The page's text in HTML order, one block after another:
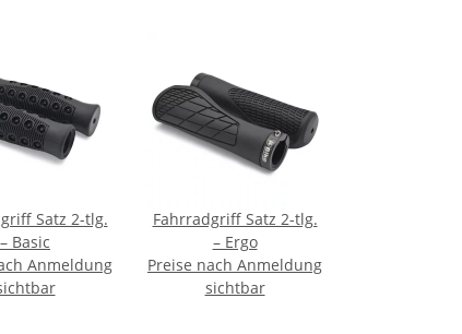
Satz 2-tlg.
– Basic
Anmeldung
Fahrradgriff Satz 2-tlg.
– Ergo
Preise nach Anmeldung
sichtbar